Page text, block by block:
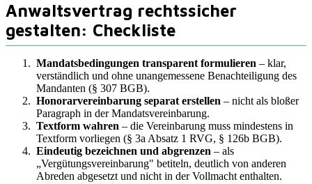
Anwaltsvertrag rechtssicher
gestalten: Checkliste
Mandatsbedingungen transparent formulieren – klar,
verständlich und ohne unangemessene Benachteiligung des
Mandanten (§ 307 BGB).
Honorarvereinbarung separat erstellen – nicht als bloßer
Paragraph in der Mandatsvereinbarung.
Textform wahren – die Vereinbarung muss mindestens in
Textform vorliegen (§ 3a Absatz 1 RVG, § 126b BGB).
Eindeutig bezeichnen und abgrenzen – als
„Vergütungsvereinbarung" betiteln, deutlich von anderen
Abreden abgesetzt und nicht in der Vollmacht enthalten.